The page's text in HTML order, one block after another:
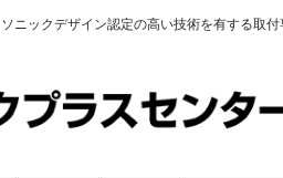
ニックデザイン認定の高い技術を有する取付